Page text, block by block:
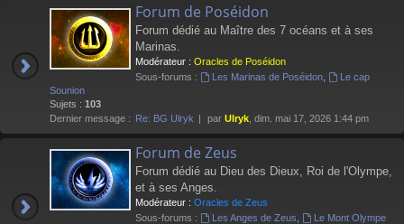
Forum de Poséidon
Forum dédié au Maître des 7 océans et à ses
Marinas.
Modérateur : Oracles de Poséidon
Sous-forums :
Les Marinas de Poséidon,
Le cap
Sounion
Sujets : 103
Dernier message : Re: BG Ulryk par Ulryk , dim. mai 17, 2026 1:44 pm
Forum de Zeus
Forum dédié au Dieu des Dieux, Roi de l'Olympe,
et à ses Anges.
Modérateur : Oracles de Zeus
Sous-forums :
Les Anges de Zeus
Le Mont Olympe